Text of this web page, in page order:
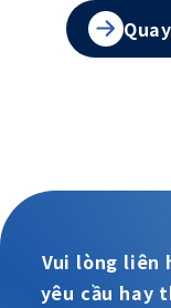
Vui lòng liên
yêu cầu hay